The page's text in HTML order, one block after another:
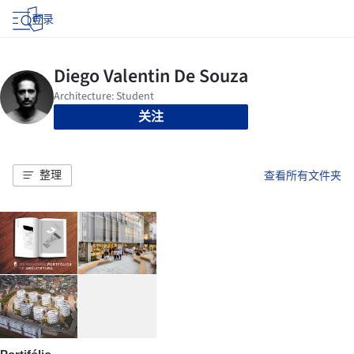
登录
关注
整理 查看所有文件夹